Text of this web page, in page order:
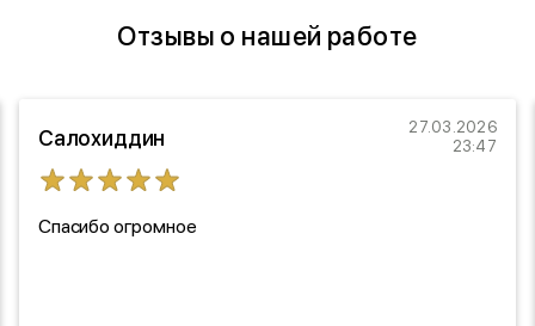
Отзывы о нашей работе
Салохиддин
27.03.2026
23:47
Спасибо огромное